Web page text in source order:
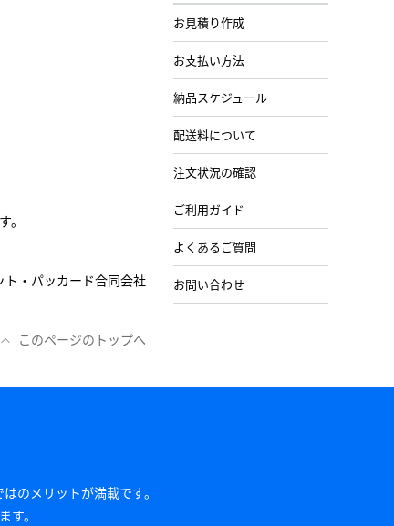
ト・パッカード合同会社
このページのトップへ
お見積り作成
お支払い方法
納品スケジュール
配送料について
注文状況の確認
ご利用ガイド
よくあるご質問
お問い合わせ
のメリットが満載です。
。